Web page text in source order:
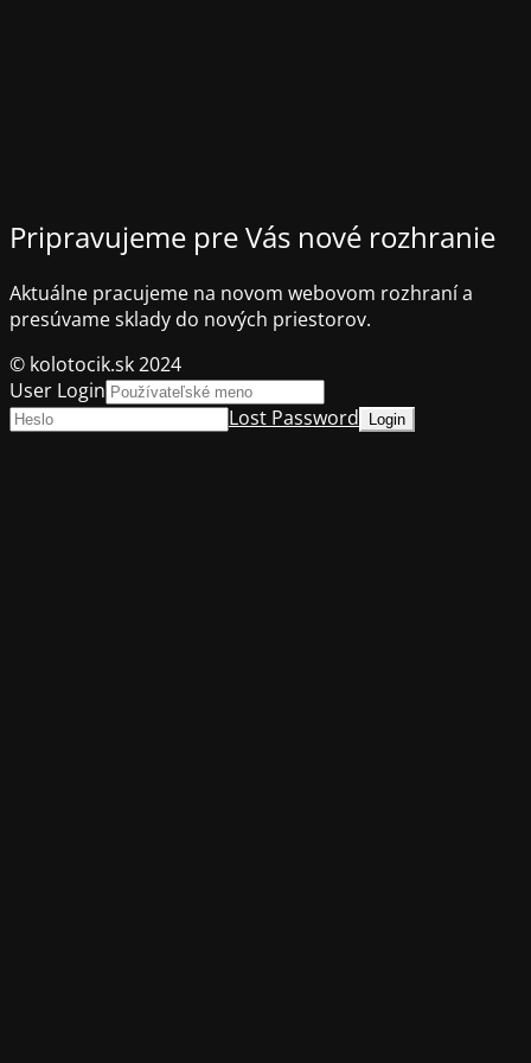
Pripravujeme pre Vás nové rozhranie
Aktuálne pracujeme na novom webovom rozhraní a
presúvame sklady do nových priestorov.
© kolotocik.sk 2024
User Login
Lost Password